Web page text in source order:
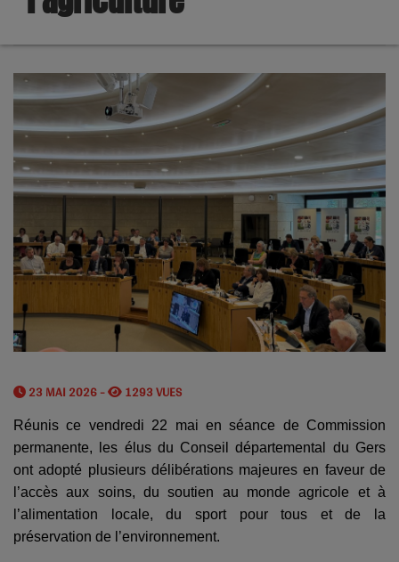
23 MAI 2026 - 1293 VUES
Réunis ce vendredi 22 mai en séance de Commission
permanente, les élus du Conseil départemental du Gers
ont adopté plusieurs délibérations majeures en faveur de
l’accès aux soins, du soutien au monde agricole et à
l’alimentation locale, du sport pour tous et de la
préservation de l’environnement.